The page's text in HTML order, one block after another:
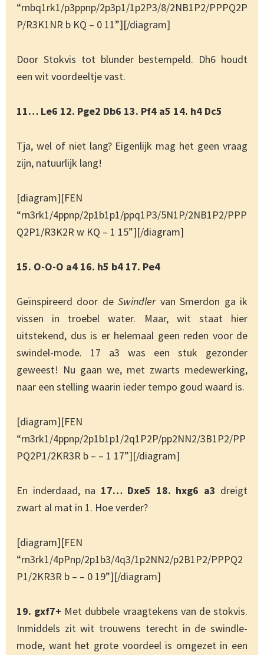
“rnbq1rk1/p3ppnp/2p3p1/1p2P3/8/2NB1P2/PPPQ2P
P/R3K1NR b KQ – 0 11”][/diagram]
Door Stokvis tot blunder bestempeld. Dh6 houdt
een wit voordeeltje vast.
11… Le6 12. Pge2 Db6 13. Pf4 a5 14. h4 Dc5
Tja, wel of niet lang? Eigenlijk mag het geen vraag
zijn, natuurlijk lang!
[diagram][FEN
“rn3rk1/4ppnp/2p1b1p1/ppq1P3/5N1P/2NB1P2/PPP
Q2P1/R3K2R w KQ – 1 15”][/diagram]
15. O-O-O a4 16. h5 b4 17. Pe4
Geïnspireerd door deSwindlervan Smerdon ga ik
vissen in troebel water. Maar, wit staat hier
uitstekend, dus is er helemaal geen reden voor de
swindel-mode. 17 a3 was een stuk gezonder
geweest! Nu gaan we, met zwarts medewerking,
naar een stelling waarin ieder tempo goud waard is.
[diagram][FEN
“rn3rk1/4ppnp/2p1b1p1/2q1P2P/pp2NN2/3B1P2/PP
PQ2P1/2KR3R b – – 1 17”][/diagram]
En inderdaad, na 17… Dxe5 18. hxg6 a3 dreigt
zwart al mat in 1. Hoe verder?
[diagram][FEN
“rn3rk1/4pPnp/2p1b3/4q3/1p2NN2/p2B1P2/PPPQ2
P1/2KR3R b – – 0 19”][/diagram]
19. gxf7+ Met dubbele vraagtekens van de stokvis.
Inmiddels zit wit trouwens terecht in de swindle-
mode, want het grote voordeel is omgezet in een